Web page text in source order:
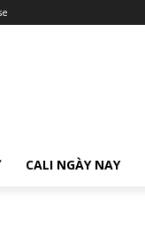
CALI NGÀY NAY